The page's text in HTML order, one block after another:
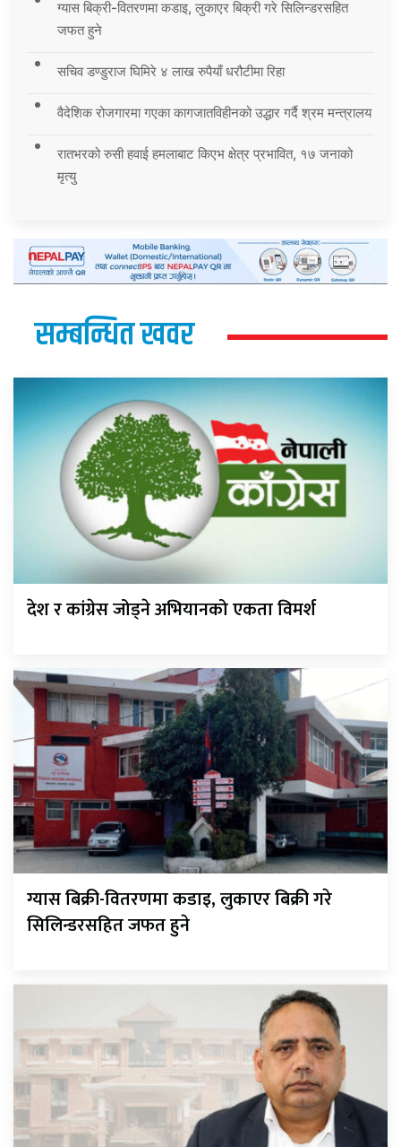
ग्यास बिक्री-वितरणमा कडाइ, लुकाएर बिक्री गरे सिलिन्डरसहित
जफत हुने
सचिव डण्डुराज घिमिरे ४ लाख रुपैयाँ धरौटीमा रिहा
वैदेशिक रोजगारमा गएका कागजातविहीनको उद्धार गर्दै श्रम मन्त्रालय
रातभरको रुसी हवाई हमलाबाट किएभ क्षेत्र प्रभावित, १७ जनाको
मृत्यु
सम्बन्धित खवर
देश र कांग्रेस जोड्ने अभियानको एकता विमर्श
ग्यास बिक्री-वितरणमा कडाइ, लुकाएर बिक्री गरे
सिलिन्डरसहित जफत हुने